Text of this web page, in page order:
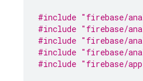
#include "firebase/
#include "firebase/
#include "firebase/
#include "firebase/
#include "firebase/